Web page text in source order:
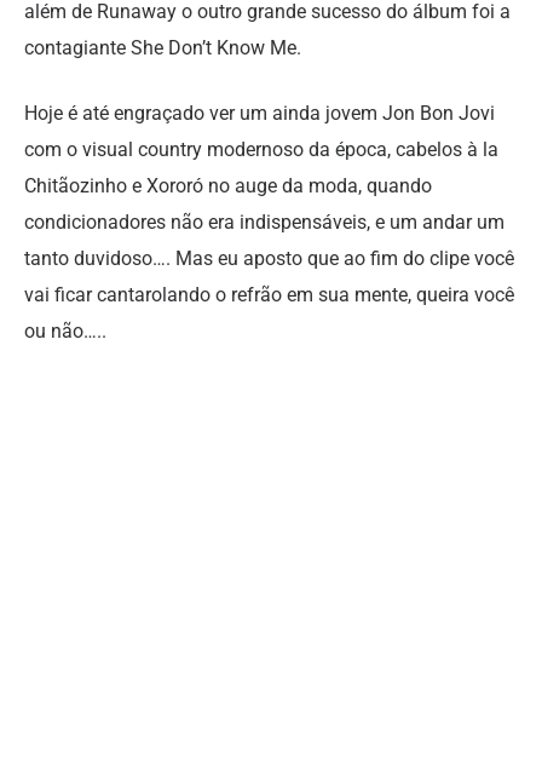
além de Runaway o outro grande sucesso do álbum foi a
contagiante She Don’t Know Me.
Hoje é até engraçado ver um ainda jovem Jon Bon Jovi
com o visual country modernoso da época, cabelos à la
Chitãozinho e Xororó no auge da moda, quando
condicionadores não era indispensáveis, e um andar um
tanto duvidoso…. Mas eu aposto que ao fim do clipe você
vai ficar cantarolando o refrão em sua mente, queira você
ou não…..